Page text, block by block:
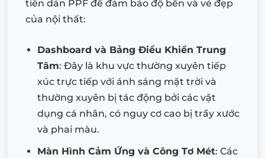
tiên dán PPF để đảm bảo độ bền và vẻ đẹp
của nội thất:
Dashboard và Bảng Điều Khiển Trung
Tâm: Đây là khu vực thường xuyên tiếp
xúc trực tiếp với ánh sáng mặt trời và
thường xuyên bị tác động bởi các vật
dụng cá nhân, có nguy cơ cao bị trầy xước
và phai màu.
Màn Hình Cảm Ứng và Công Tơ Mét: Các